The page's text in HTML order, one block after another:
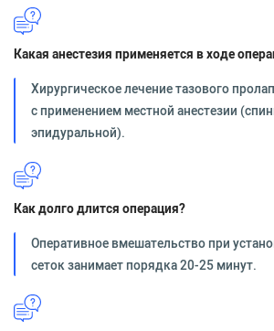
Какая анестезия применяется в ходе
Хирургическое лечение тазового
с применением местной анестезии
эпидуральной).
Как долго длится операция?
Оперативное вмешательство при
сеток занимает порядка 20-25 минут.